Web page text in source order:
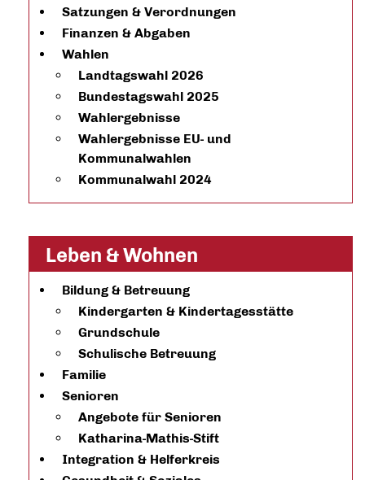
Satzungen & Verordnungen
Finanzen & Abgaben
Wahlen
Landtagswahl 2026
Bundestagswahl 2025
Wahlergebnisse
Wahlergebnisse EU- und
Kommunalwahlen
Kommunalwahl 2024
Leben & Wohnen
Bildung & Betreuung
Kindergarten & Kindertagesstätte
Grundschule
Schulische Betreuung
Familie
Senioren
Angebote für Senioren
Katharina-Mathis-Stift
Integration & Helferkreis